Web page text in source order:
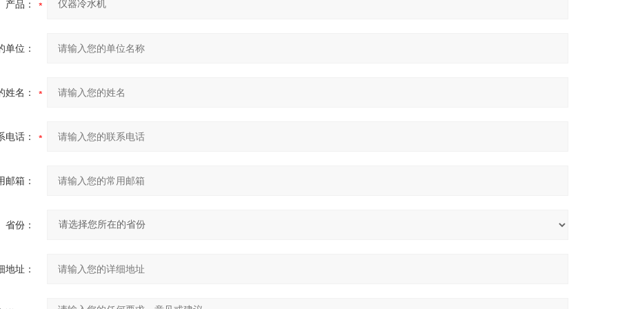
产品：
单位：
姓名：
电话：
邮箱：
省份：
地址：